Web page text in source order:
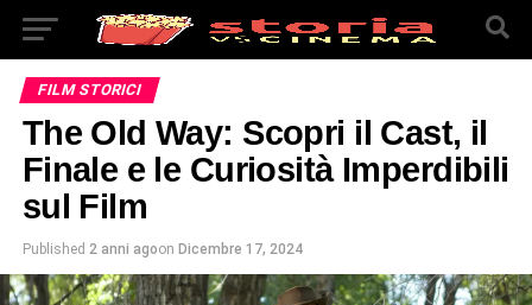
FILM STORICI
The Old Way: Scopri il Cast, il
Finale e le Curiosità Imperdibili
sul Film
Published 2 anni agoon Dicembre 17, 2024